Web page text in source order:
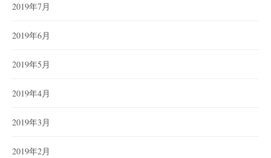
2019年7月
2019年6月
2019年5月
2019年4月
2019年3月
2019年2月